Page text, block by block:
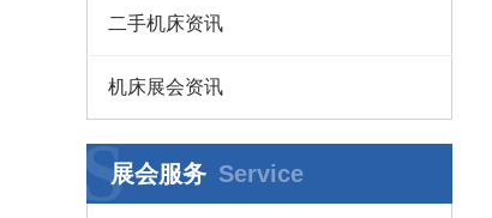
二手机床资讯
机床展会资讯
展会服务 Service
S